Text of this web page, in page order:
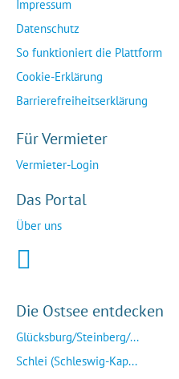
Impressum
Datenschutz
So funktioniert die Plattform
Cookie-Erklärung
Barrierefreiheitserklärung
Für Vermieter
Vermieter-Login
Das Portal
Über uns
Die Ostsee entdecken
Glücksburg/Steinberg/...
Schlei (Schleswig-Kap...